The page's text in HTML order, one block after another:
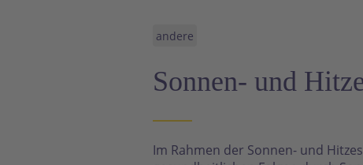
andere
Sonnen- und
Im Rahmen der Sonnen- und